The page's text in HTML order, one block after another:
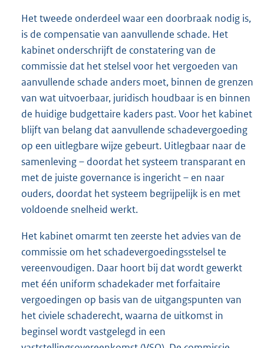
Het tweede onderdeel waar een doorbraak nodig is,
is de compensatie van aanvullende schade. Het
kabinet onderschrijft de constatering van de
commissie dat het stelsel voor het vergoeden van
aanvullende schade anders moet, binnen de grenzen
van wat uitvoerbaar, juridisch houdbaar is en binnen
de huidige budgettaire kaders past. Voor het kabinet
blijft van belang dat aanvullende schadevergoeding
op een uitlegbare wijze gebeurt. Uitlegbaar naar de
samenleving – doordat het systeem transparant en
met de juiste governance is ingericht – en naar
ouders, doordat het systeem begrijpelijk is en met
voldoende snelheid werkt.
Het kabinet omarmt ten zeerste het advies van de
commissie om het schadevergoedingsstelsel te
vereenvoudigen. Daar hoort bij dat wordt gewerkt
met één uniform schadekader met forfaitaire
vergoedingen op basis van de uitgangspunten van
het civiele schaderecht, waarna de uitkomst in
beginsel wordt vastgelegd in een